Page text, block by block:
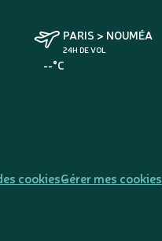
PARIS > NOUMÉA
24H DE VOL
--°C
cookiesGérer mes cookies